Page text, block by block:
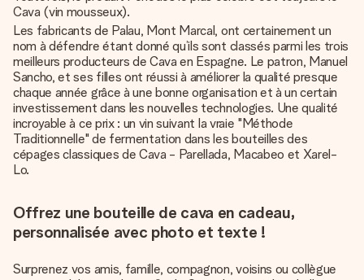
Cava (vin mousseux).
Les fabricants de Palau, Mont Marcal, ont certainement un
nom à défendre étant donné qu’ils sont classés parmi les trois
meilleurs producteurs de Cava en Espagne. Le patron, Manuel
Sancho, et ses filles ont réussi à améliorer la qualité presque
chaque année grâce à une bonne organisation et à un certain
investissement dans les nouvelles technologies. Une qualité
incroyable à ce prix : un vin suivant la vraie "Méthode
Traditionnelle" de fermentation dans les bouteilles des
cépages classiques de Cava - Parellada, Macabeo et Xarel-
Lo.
Offrez une bouteille de cava en cadeau,
personnalisée avec photo et texte !
Surprenez vos amis, famille, compagnon, voisins ou collègue